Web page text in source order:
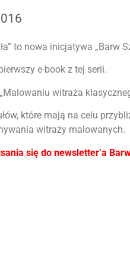
to nowa inicjatywa „Barw
e-book z tej serii.
witraża
które mają na celu
witraży malowanych.
się do newsletter’a